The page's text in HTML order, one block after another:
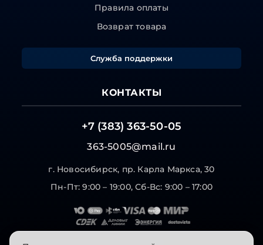
Правила оплаты
Возврат товара
Служба поддержки
КОНТАКТЫ
+7 (383) 363-50-05
363-5005@mail.ru
г. Новосибирск, пр. Карла Маркса, 30
Пн-Пт: 9:00 – 19:00, Сб-Вс: 9:00 – 17:00